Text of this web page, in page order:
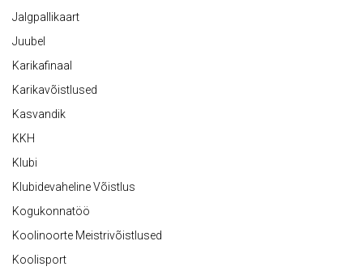
Jalgpallikaart
Juubel
Karikafinaal
Karikavõistlused
Kasvandik
KKH
Klubi
Klubidevaheline Võistlus
Kogukonnatöö
Koolinoorte Meistrivõistlused
Koolisport